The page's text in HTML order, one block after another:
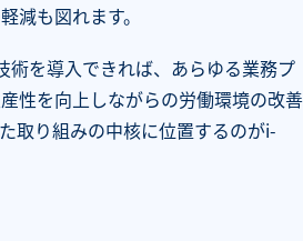
減も図れます。
術を導入できれば、あらゆる業務プ
性を向上しながらの労働環境の改善
取り組みの中核に位置するのがi-